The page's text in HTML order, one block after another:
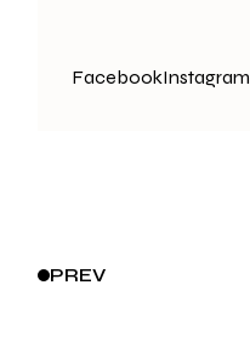
FacebookInstagram
PREV